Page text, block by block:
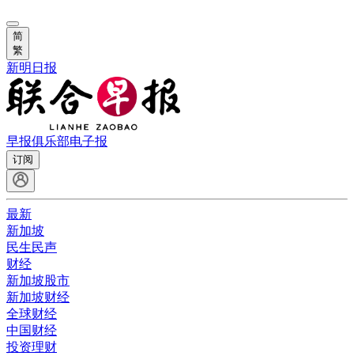
简
繁
新明日报
早报俱乐部电子报
订阅
最新
新加坡
民生民声
财经
新加坡股市
新加坡财经
全球财经
中国财经
投资理财